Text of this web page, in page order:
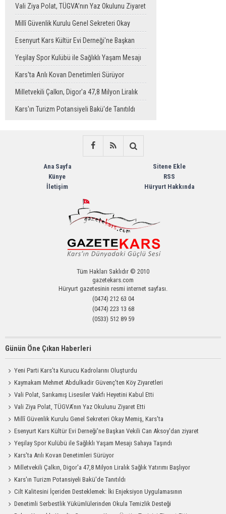
Kabul Etti
Vali Ziya Polat, TÜGVA’nın Yaz Okulunu Ziyaret
Etti
Millî Güvenlik Kurulu Genel Sekreteri Okay
Memiş, Kars'ta
Esenyurt Kars Kültür Evi Derneği'ne Başkan
Vekili Can Aksoy'dan ziyaret
Yeşilay Spor Kulübü ile Sağlıklı Yaşam Mesajı
Sahaya Taşındı
Kars'ta Arılı Kovan Denetimleri Sürüyor
Milletvekili Çalkın, Digor'a 47,8 Milyon Liralık
Sağlık Yatırımı Başlıyor
Kars'ın Turizm Potansiyeli Bakü'de Tanıtıldı
Ana Sayfa
Künye
İletişim
Sitene Ekle
RSS
Hüryurt Hakkında
Tüm Hakları Saklıdır © 2010
gazetekars.com
Hüryurt gazetesinin resmi internet sayfası.
(0474) 212 63 04
(0474) 223 13 68
(0533) 512 89 59
Günün Öne Çıkan Haberleri
Yeni Parti Kars’ta Kurucu Kadrolarını Oluşturdu
Kaymakam Mehmet Abdulkadir Güvenç'ten Köy Ziyaretleri
Vali Polat, Sarıkamış Lisesiler Vakfı Heyetini Kabul Etti
Vali Ziya Polat, TÜGVA’nın Yaz Okulunu Ziyaret Etti
Millî Güvenlik Kurulu Genel Sekreteri Okay Memiş, Kars'ta
Esenyurt Kars Kültür Evi Derneği'ne Başkan Vekili Can Aksoy'dan ziyaret
Yeşilay Spor Kulübü ile Sağlıklı Yaşam Mesajı Sahaya Taşındı
Kars'ta Arılı Kovan Denetimleri Sürüyor
Milletvekili Çalkın, Digor'a 47,8 Milyon Liralık Sağlık Yatırımı Başlıyor
Kars'ın Turizm Potansiyeli Bakü'de Tanıtıldı
Cilt Kalitesini İçeriden Desteklemek: İki Enjeksiyon Uygulamasının
Karşılaştırması
Denetimli Serbestlik Yükümlülerinden Okula Temizlik Desteği